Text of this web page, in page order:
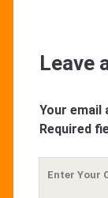
Leave
Your email
Required